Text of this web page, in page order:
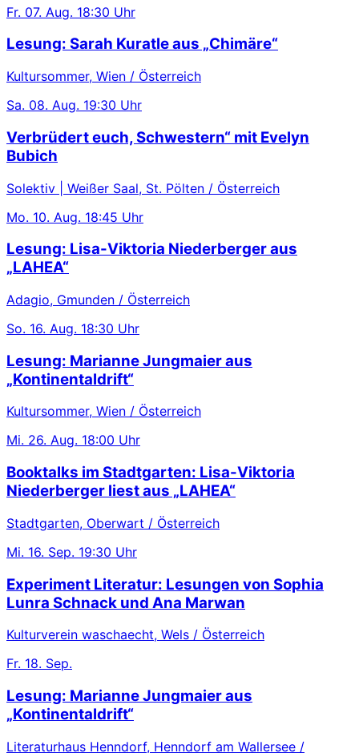
Fr. 07. Aug. 18:30 Uhr
Lesung: Sarah Kuratle aus „Chimäre“
Kultursommer, Wien / Österreich
Sa. 08. Aug. 19:30 Uhr
Verbrüdert euch, Schwestern“ mit Evelyn
Bubich
Solektiv | Weißer Saal, St. Pölten / Österreich
Mo. 10. Aug. 18:45 Uhr
Lesung: Lisa-Viktoria Niederberger aus
„LAHEA“
Adagio, Gmunden / Österreich
So. 16. Aug. 18:30 Uhr
Lesung: Marianne Jungmaier aus
„Kontinentaldrift“
Kultursommer, Wien / Österreich
Mi. 26. Aug. 18:00 Uhr
Booktalks im Stadtgarten: Lisa-Viktoria
Niederberger liest aus „LAHEA“
Stadtgarten, Oberwart / Österreich
Mi. 16. Sep. 19:30 Uhr
Experiment Literatur: Lesungen von Sophia
Lunra Schnack und Ana Marwan
Kulturverein waschaecht, Wels / Österreich
Fr. 18. Sep.
Lesung: Marianne Jungmaier aus
„Kontinentaldrift“
Literaturhaus Henndorf, Henndorf am Wallersee /